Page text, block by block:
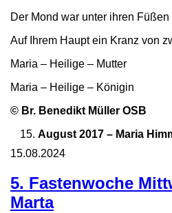
Der Mond war unter ihren Füßen
Auf Ihrem Haupt ein Kranz von
Maria – Heilige – Mutter
Maria – Heilige – Königin
© Br. Benedikt Müller OSB
August 2017 – Maria
15.08.2024
5. Fastenwoche
Marta